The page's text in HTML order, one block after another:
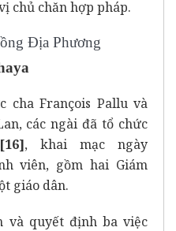
chủ chăn hợp pháp.
Địa Phương
François Pallu và
các ngài đã tổ chức
[16], khai mạc ngày
viên, gồm hai Giám
giáo dân.
và quyết định ba việc